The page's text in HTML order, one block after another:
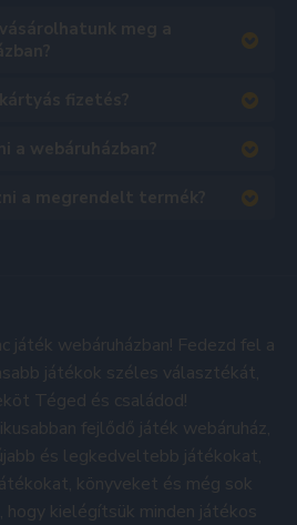
játék webáruházban! Fedezd fel a
játékok széles választékát,
Téged és családod!
fejlődő játék webáruház,
és legkedveltebb játékokat,
könyveket és még sok
hogy kielégítsük minden játékos